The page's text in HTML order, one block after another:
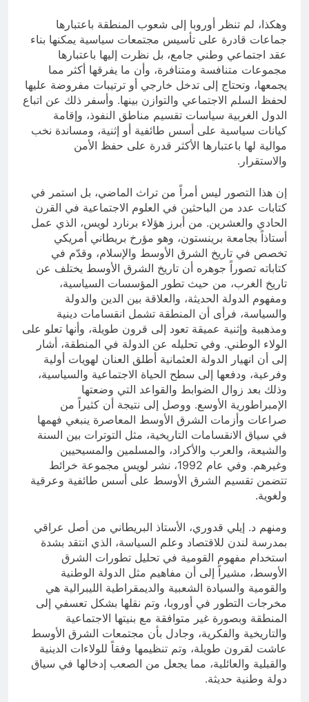
وهكذا، لم تنظر أوروبا إلى شعوب المنطقة باعتبارها
جماعات قادرة على تأسيس مجتمعات سياسية يمكنها بناء
عقد اجتماعي وطني جامع، بل نظرت إليها باعتبارها
مجموعات متنافسة ومتنافرة، وأن ما يفرقها أكثر مما
يجمعها، وتحتاج إلى تدخل خارجي أو ترتيبات مفروضة عليها
لحفظ السلم الاجتماعي والتوازن بينها. وأسفر ذلك عن اتباع
الدول الغربية سياسات تقسيم مناطق النفوذ، وإقامة
كيانات سياسية على أسس طائفية أو إثنية، ومساندة نخب
موالية لها باعتبارها الأكثر قدرة على حفظ الأمن
والاستقرار.
إن هذا التصور ليس أمراً من تراث الماضي، بل استمر في
كتابات عدد من الباحثين في العلوم الاجتماعية في القرن
الحادي والعشرين. من أبرز هؤلاء برنارد لويس، الذي عمل
أستاذاً بجامعة برينستون، وهو مؤرخ بريطاني أمريكي
تخصص في تاريخ الشرق الأوسط والإسلام، وقدّم في
كتاباته تصوراً جوهره أن تاريخ الشرق الأوسط يختلف عن
تاريخ الغرب، من حيث تطور المؤسسات السياسية،
ومفهوم الدولة الحديثة، والعلاقة بين الدين والدولة
والسياسة، فرأى أن المنطقة تشمل انقسامات دينية
ومذهبية وإثنية عميقة تعود إلى قرون طويلة، وأنها تعلو على
الولاء الوطني. وفي تحليله عن الدولة في المنطقة، أشار
إلى أن انهيار الدولة العثمانية أطلق العنان لهويات أولية
وفرعية، ودفعها إلى سطح الحياة الاجتماعية والسياسية،
وذلك بعد زوال الضوابط والقواعد التي وضعتها
الإمبراطورية الأوسع. ووصل إلى نتيجة أن كثيراً من
صراعات وأزمات الشرق الأوسط المعاصرة ينبغي فهمها
في سياق الانقسامات التاريخية، مثل التوترات بين السنة
والشيعة، والعرب والأكراد، والمسلمين والمسيحيين
وغيرهم. وفي عام 1992، نشر لويس مجموعة خرائط
تتضمن تقسيم الشرق الأوسط على أسس طائفية وعرقية
ولغوية.
ومنهم د. إيلي قدوري، الأستاذ البريطاني من أصل عراقي
بمدرسة لندن للاقتصاد وعلم السياسة، الذي انتقد بشدة
استخدام مفهوم القومية في تحليل تطورات الشرق
الأوسط، مشيراً إلى أن مفاهيم مثل الدولة الوطنية
والقومية والسيادة الشعبية والديمقراطية الليبرالية هي
مخرجات التطور في أوروبا، وتم نقلها بشكل تعسفي إلى
المنطقة وبصورة غير متوافقة مع بنيتها الاجتماعية
والتاريخية والفكرية، وجادل بأن مجتمعات الشرق الأوسط
عاشت لقرون طويلة، وتم تنظيمها وفقاً للولاءات الدينية
والقبلية والعائلية، مما يجعل من الصعب إدخالها في سياق
دولة وطنية حديثة.